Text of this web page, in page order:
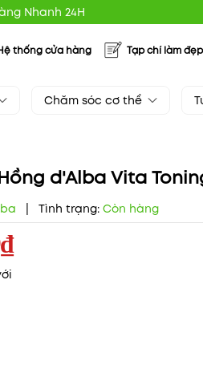
Nhanh 24H
thống cửa hàng Tạp chí làm đẹp
Chăm sóc cơ thể
d'Alba Vita
Tình trạng: Còn hàng